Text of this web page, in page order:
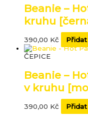
Beanie –
kruhu
390,00 Kč
ČEPICE
Beanie –
v kruhu
390,00 Kč